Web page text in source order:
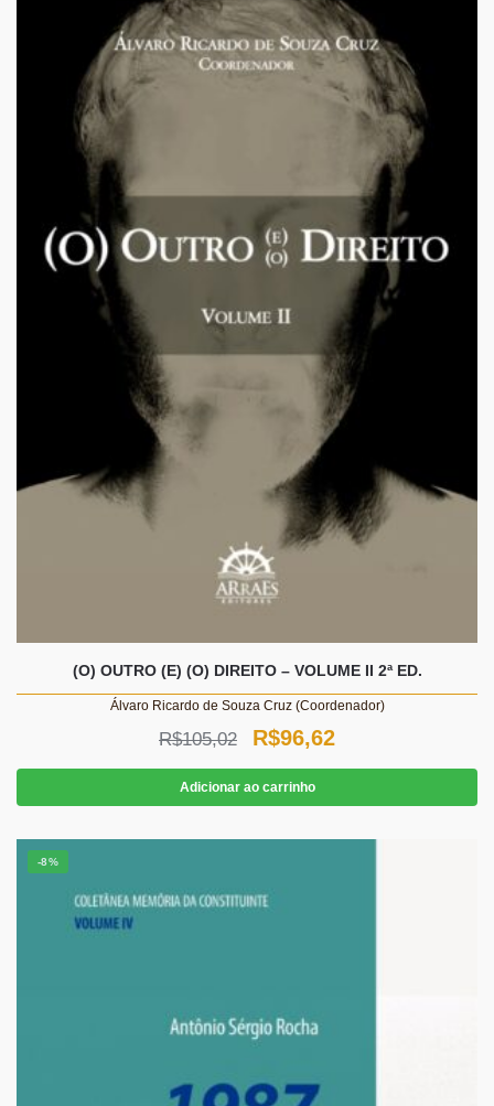
(O) OUTRO (E) (O) DIREITO – VOLUME II 2ª ED.
Álvaro Ricardo de Souza Cruz (Coordenador)
R$105,02
O
preço
original
era:
R$96,62
preço
atual
é:
Adicionar ao carrinho
-8%